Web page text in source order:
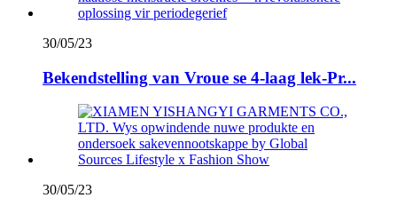
30/05/23
Bekendstelling van Vroue se 4-laag lek-Pr...
30/05/23